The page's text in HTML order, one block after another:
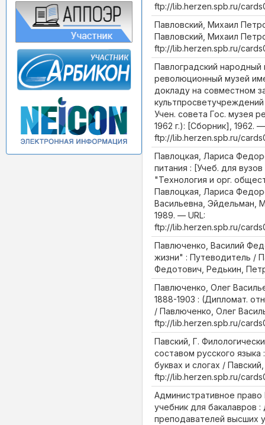
ftp://lib.herzen.spb.ru/
Павловский, Михаил
Павловский, Михаил
ftp://lib.herzen.spb.ru/
Павлоградский народный
революционный музей
докладу на совместном
Учен. совета Гос. музея
1962 г.): [Сборник], 1962. —
ftp://lib.herzen.spb.ru/
Павлоцкая, Лариса
питания : [Учеб. для вузов
"Технология и орг.
Павлоцкая, Лариса
Васильевна, Эйдельман,
1989. — URL:
ftp://lib.herzen.spb.ru/
Павлюченко, Василий
жизни" : Путеводитель /
Федотович, Редькин,
Павлюченко, Олег
1888-1903 : (Дипломат.
/ Павлюченко, Олег
ftp://lib.herzen.spb.ru/
Павский, Г.
составом русского
буквах и слогах /
ftp://lib.herzen.spb.ru/
Административное
учебник для бакалавров :
преподавателей высших